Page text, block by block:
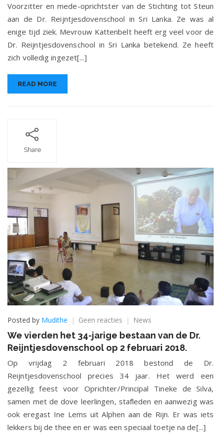
van
de
Stichting
tot
Steun
Voorzitter en mede-oprichtster van de Stichting tot Steun
aan de Dr. Reijntjesdovenschool in Sri Lanka. Ze was al
enige tijd ziek. Mevrouw Kattenbelt heeft erg veel voor de
Dr. Reijntjesdovenschool in Sri Lanka betekend. Ze heeft
zich volledig ingezet[...]
READ MORE
Share
Posted by Mudithe Geen reacties op
vierden
het
34-
bestaan
van
de
Reijntjesdovenschool
op
News
We vierden het 34-jarige bestaan van de Dr.
Reijntjesdovenschool op 2 februari 2018.
Op vrijdag 2 februari 2018 bestond de Dr.
Reijntjesdovenschool precies 34 jaar. Het werd een
gezellig feest voor Oprichter/Principal Tineke de Silva,
samen met de dove leerlingen, stafleden en aanwezig was
ook eregast Ine Lems uit Alphen aan de Rijn. Er was iets
lekkers bij de thee en er was een speciaal toetje na de[...]